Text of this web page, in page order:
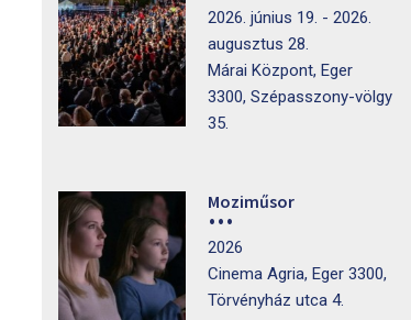
2026. június 19. - 2026.
augusztus 28.
Márai Központ, Eger
3300, Szépasszony-völgy
35.
Moziműsor
2026
Cinema Agria, Eger 3300,
Törvényház utca 4.